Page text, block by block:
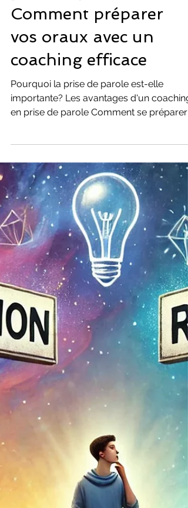
coaching Etudiants
Maîtrisez l'art de la
prise de parole :
Comment préparer
vos oraux avec un
coaching efficace
Pourquoi la prise de parole est-elle
importante? Les avantages d'un coaching
en prise de parole Comment se préparer
mentalement pour un...